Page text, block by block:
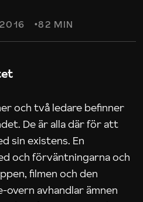
2016 82 MIN
och två ledare befinner
De är alla där för att
sin existens. En
och förväntningarna och
filmen och den
overn avhandlar ämnen